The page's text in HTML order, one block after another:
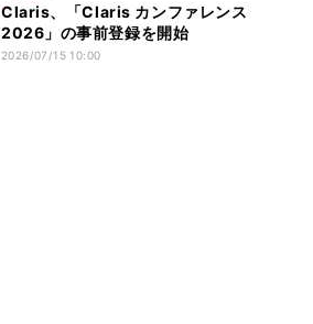
Claris、「Claris カンファレンス
2026」の事前登録を開始
2026/07/15 10:00